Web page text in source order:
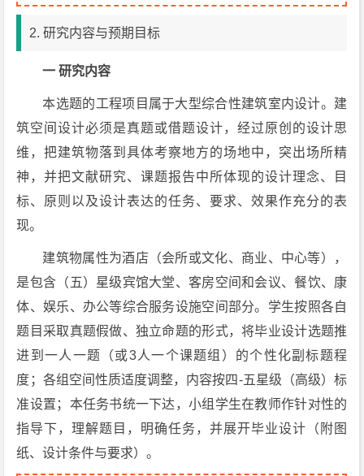
2. 研究内容与预期目标
一 研究内容
本选题的工程项目属于大型综合性建筑室内设计。建
筑空间设计必须是真题或借题设计，经过原创的设计思
维，把建筑物落到具体考察地方的场地中，突出场所精
神，并把文献研究、课题报告中所体现的设计理念、目
标、原则以及设计表达的任务、要求、效果作充分的表
现。
建筑物属性为酒店（会所或文化、商业、中心等），
是包含（五）星级宾馆大堂、客房空间和会议、餐饮、康
体、娱乐、办公等综合服务设施空间部分。学生按照各自
题目采取真题假做、独立命题的形式，将毕业设计选题推
进到一人一题（或3人一个课题组）的个性化副标题程
度；各组空间性质适度调整，内容按四-五星级（高级）标
准设置；本任务书统一下达，小组学生在教师作针对性的
指导下，理解题目，明确任务，并展开毕业设计（附图
纸、设计条件与要求）。